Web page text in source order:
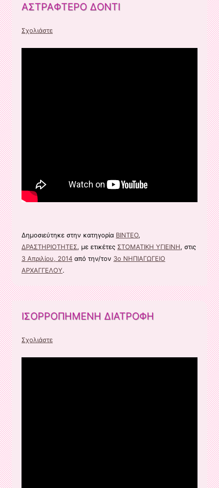
ΑΣΤΡΑΦΤΕΡΟ ΔΟΝΤΙ
Σχολιάστε
Δημοσιεύτηκε στην κατηγορία ΒΙΝΤΕΟ,
ΔΡΑΣΤΗΡΙΟΤΗΤΕΣ, με ετικέτες ΣΤΟΜΑΤΙΚΗ ΥΓΙΕΙΝΗ, στις
3 Απριλίου, 2014 από την/τον 3ο ΝΗΠΙΑΓΩΓΕΙΟ
ΑΡΧΑΓΓΕΛΟΥ.
ΙΣΟΡΡΟΠΗΜΕΝΗ ΔΙΑΤΡΟΦΗ
Σχολιάστε